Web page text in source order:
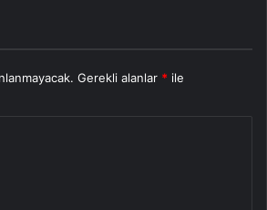
Gerekli alanlar * ile